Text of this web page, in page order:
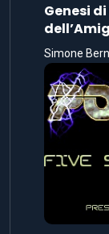
Genesi
Simone